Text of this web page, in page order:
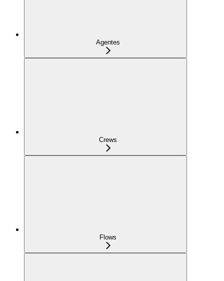
Agentes
Crews
Flows